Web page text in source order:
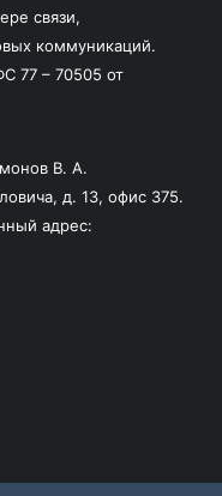
связи,
коммуникаций.
77 – 70505 от
В. А.
д. 13, офис 375.
адрес: